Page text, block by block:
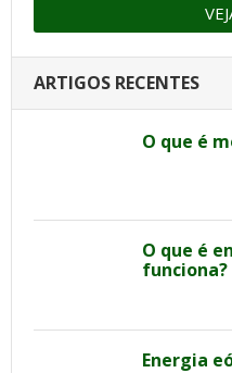
ARTIGOS RECENTES
O que é
O que é
funciona?
Energia